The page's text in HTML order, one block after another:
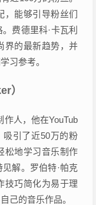
，能够引导粉丝们
费德里科·卡瓦利
界的最新趋势，并
习参考。
）
作人，他在YouTub
引了近50万的粉
松地学习音乐制作
解。罗伯特·帕克
技巧简化为易于理
己的音乐作品。